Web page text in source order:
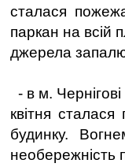
сталася
паркан на всій
джерела
- в м.
квітня
будинку.
необережність